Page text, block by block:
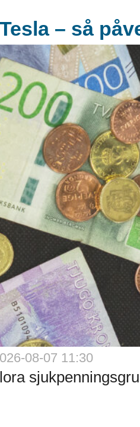
– så
08-07 11:30